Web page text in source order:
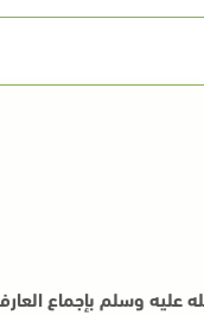
وسلم بإجماع